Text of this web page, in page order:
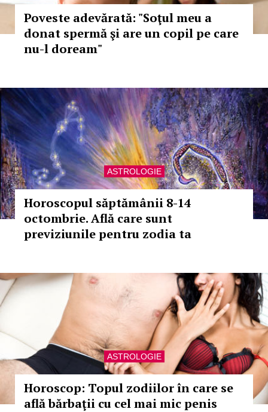
Poveste adevărată: "Soţul meu a
donat spermă şi are un copil pe care
nu-l doream"
ASTROLOGIE
Horoscopul săptămânii 8-14
octombrie. Află care sunt
previziunile pentru zodia ta
ASTROLOGIE
Horoscop: Topul zodiilor în care se
află bărbaţii cu cel mai mic penis